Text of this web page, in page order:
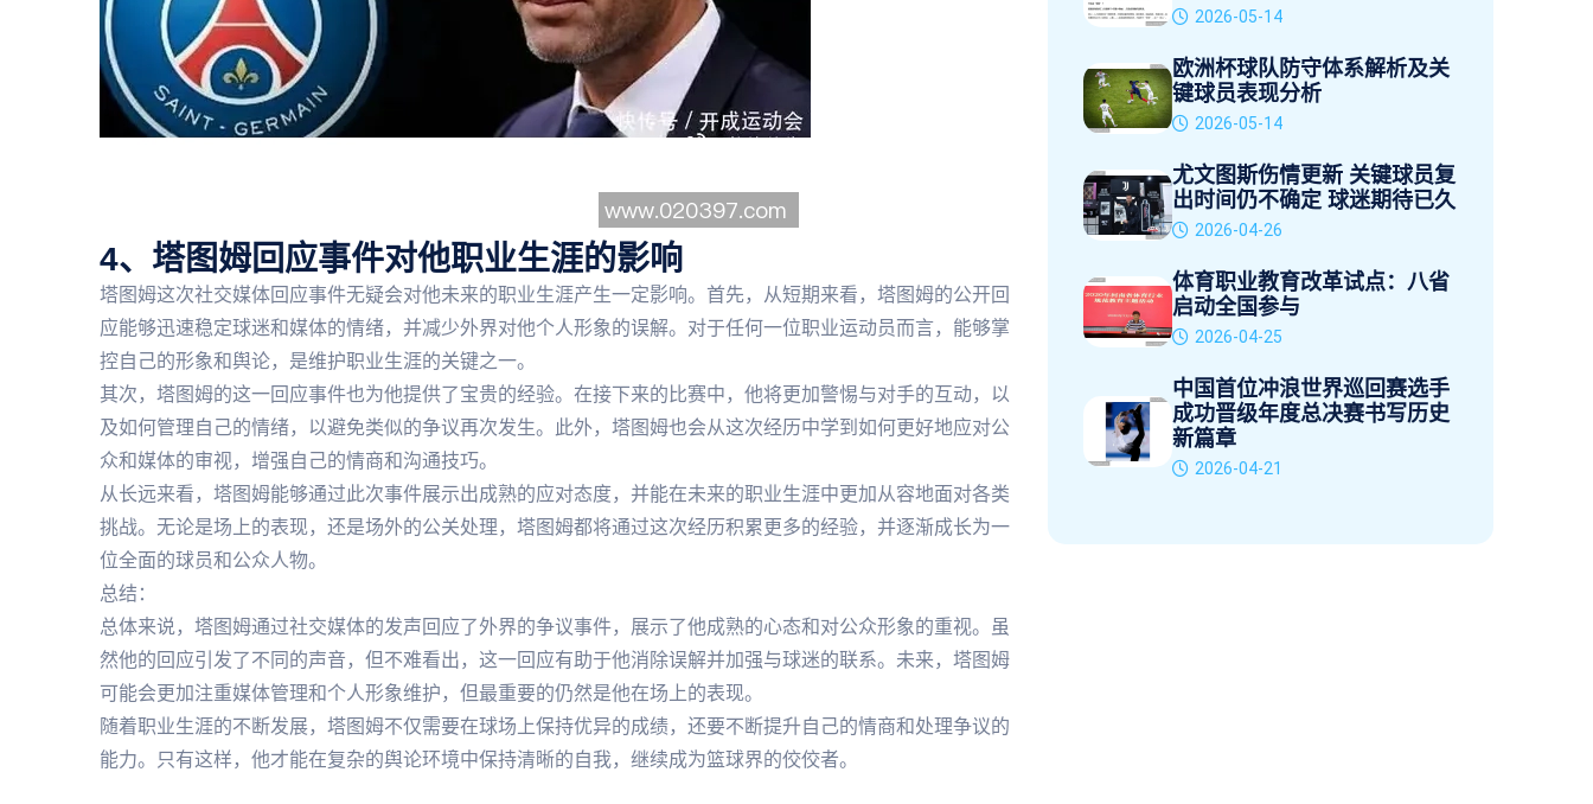
4、塔图姆回应事件对他职业生涯的影响
塔图姆这次社交媒体回应事件无疑会对他未来的职业生涯产生一定影响。首先，从短期来看，塔图姆的公开回
应能够迅速稳定球迷和媒体的情绪，并减少外界对他个人形象的误解。对于任何一位职业运动员而言，能够掌
控自己的形象和舆论，是维护职业生涯的关键之一。
其次，塔图姆的这一回应事件也为他提供了宝贵的经验。在接下来的比赛中，他将更加警惕与对手的互动，以
及如何管理自己的情绪，以避免类似的争议再次发生。此外，塔图姆也会从这次经历中学到如何更好地应对公
众和媒体的审视，增强自己的情商和沟通技巧。
从长远来看，塔图姆能够通过此次事件展示出成熟的应对态度，并能在未来的职业生涯中更加从容地面对各类
挑战。无论是场上的表现，还是场外的公关处理，塔图姆都将通过这次经历积累更多的经验，并逐渐成长为一
位全面的球员和公众人物。
总结：
总体来说，塔图姆通过社交媒体的发声回应了外界的争议事件，展示了他成熟的心态和对公众形象的重视。虽
然他的回应引发了不同的声音，但不难看出，这一回应有助于他消除误解并加强与球迷的联系。未来，塔图姆
可能会更加注重媒体管理和个人形象维护，但最重要的仍然是他在场上的表现。
随着职业生涯的不断发展，塔图姆不仅需要在球场上保持优异的成绩，还要不断提升自己的情商和处理争议的
能力。只有这样，他才能在复杂的舆论环境中保持清晰的自我，继续成为篮球界的佼佼者。
2026-05-14
欧洲杯球队防守体系解析及关
键球员表现分析
2026-05-14
尤文图斯伤情更新 关键球员复
出时间仍不确定 球迷期待已久
2026-04-26
体育职业教育改革试点：八省
启动全国参与
2026-04-25
中国首位冲浪世界巡回赛选手
成功晋级年度总决赛书写历史
新篇章
2026-04-21